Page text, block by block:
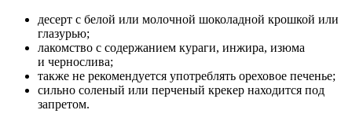
десерт с белой или молочной шоколадной крошкой или
глазурью;
лакомство с содержанием кураги, инжира, изюма
и чернослива;
также не рекомендуется употреблять ореховое печенье;
сильно соленый или перченый крекер находится под
запретом.